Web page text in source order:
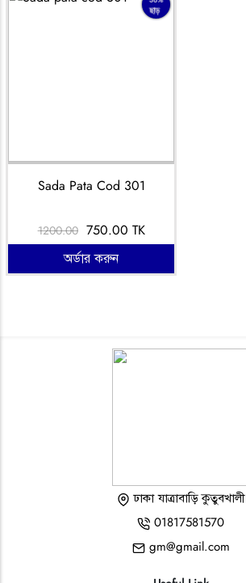
ছাড়
Sada Pata Cod 301
1200.00 750.00 TK
অর্ডার করুন
ঢাকা যাত্রাবাড়ি কুতুবখালী
01817581570
gm@gmail.com